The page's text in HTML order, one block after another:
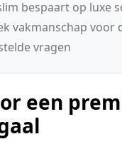
bespaart op luxe
vakmanschap
vragen
een